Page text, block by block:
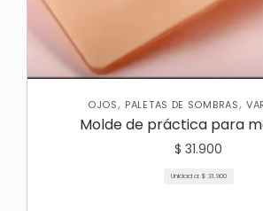
OJOS, PALETAS DE SOMBRAS,
Molde de práctica para
$ 31.900
Unidad a: $ 31.900